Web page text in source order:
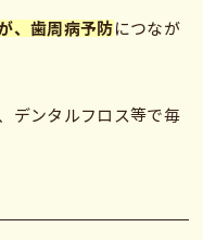
、歯周病予防につなが
デンタルフロス等で毎